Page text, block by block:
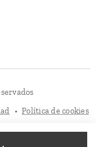
Política de cookies